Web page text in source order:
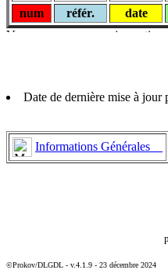
num
référ. date
Date de dernière mise à
Informations Générales
©Prokov/DLGDL - v.4.1.9 - 23 décembre 2024